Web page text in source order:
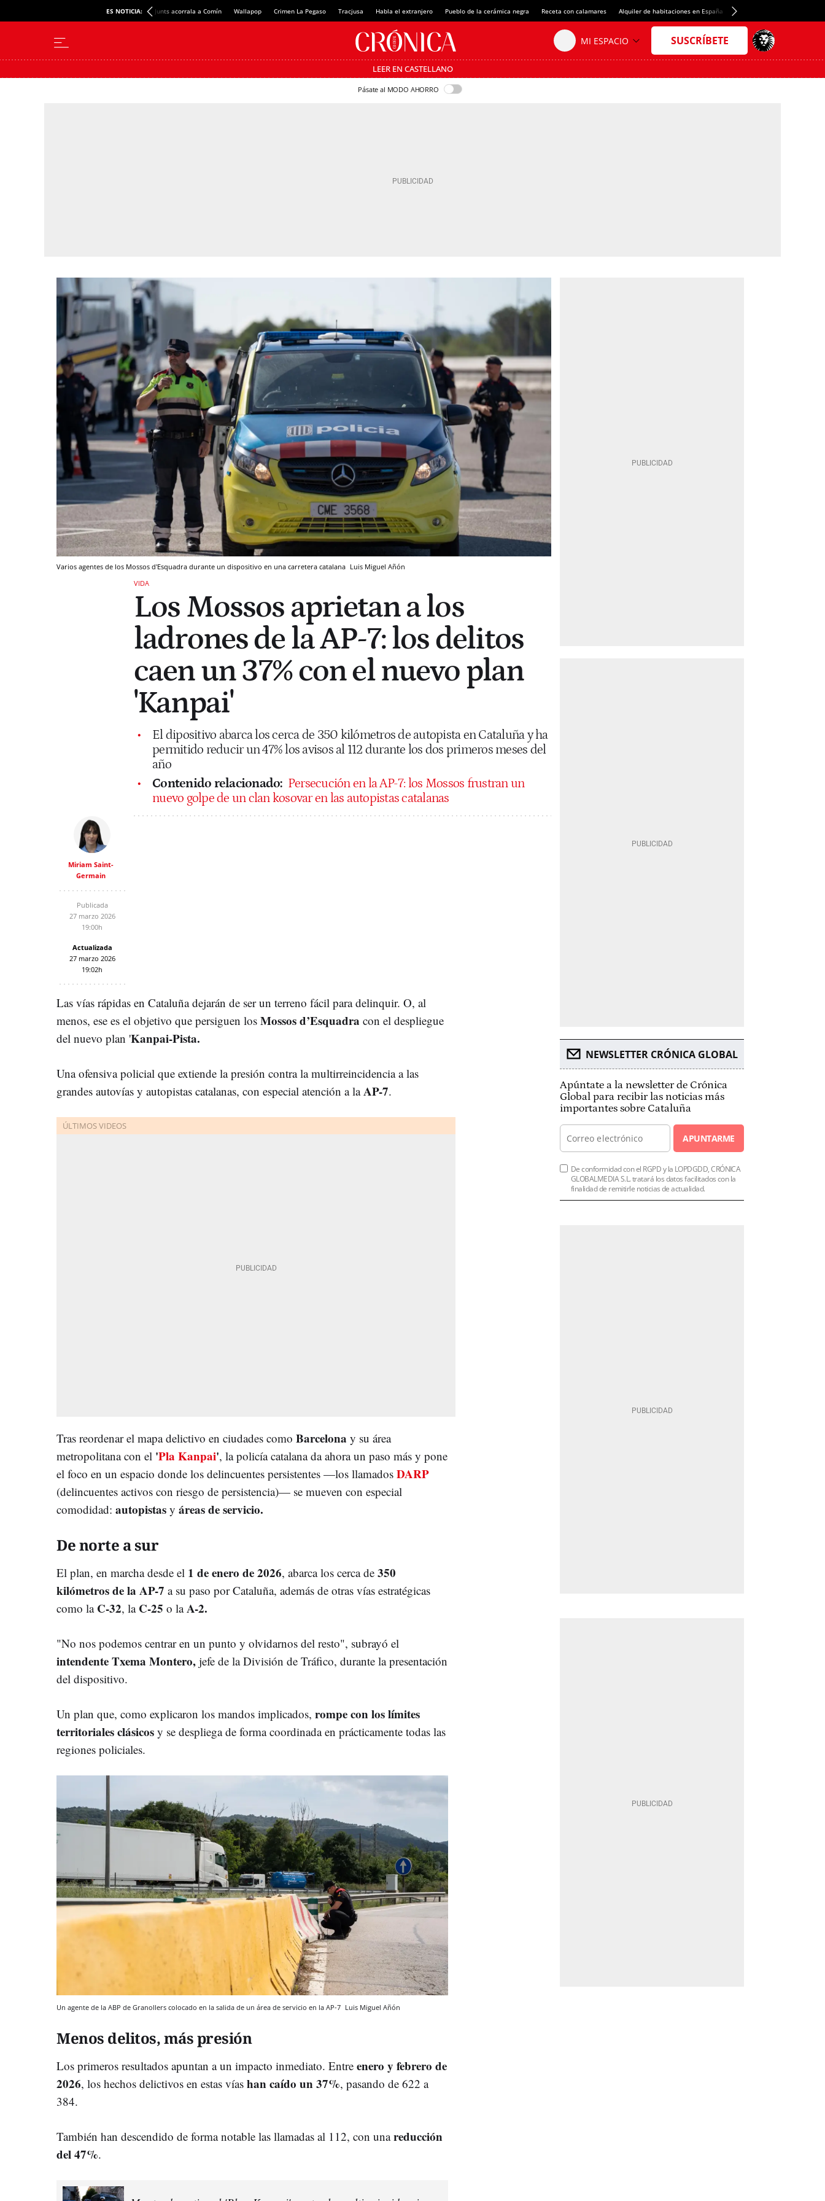
ES NOTICIA: Junts acorrala a Comín Wallapop Crimen La Pegaso Tracjusa Habla el extranjero Pueblo de la cerámica negra Receta con calamares Alquiler de habitaciones en España Crédito del Spotify Camp Nou
LEER EN CASTELLANO
Pásate al MODO AHORRO
Varios agentes de los Mossos d'Esquadra durante un dispositivo en una carretera catalana Luis Miguel Añón
VIDA
Los Mossos aprietan a los
ladrones de la AP-7: los delitos
caen un 37% con el nuevo plan
'Kanpai'
El dipositivo abarca los cerca de 350 kilómetros de autopista en Cataluña y ha
permitido reducir un 47% los avisos al 112 durante los dos primeros meses del
año
Contenido relacionado: Persecución en la AP-7: los Mossos frustran un
nuevo golpe de un clan kosovar en las autopistas catalanas
Miriam Saint-
Germain
Publicada
27 marzo 2026
19:00h
Actualizada
27 marzo 2026
19:02h
Las vías rápidas en Cataluña dejarán de ser un terreno fácil para delinquir. O, al
menos, ese es el objetivo que persiguen los Mossos d’Esquadra con el despliegue
del nuevo plan 'Kanpai-Pista.
Una ofensiva policial que extiende la presión contra la multirreincidencia a las
grandes autovías y autopistas catalanas, con especial atención a laAP-7.
Tras reordenar el mapa delictivo en ciudades como Barcelona y su área
metropolitana con el 'Pla Kanpai', la policía catalana da ahora un paso más y pone
el foco en un espacio donde los delincuentes persistentes —los llamados DARP
(delincuentes activos con riesgo de persistencia)— se mueven con especial
comodidad: autopistas y áreas de servicio.
De norte a sur
El plan, en marcha desde el 1 de enero de 2026, abarca los cerca de 350
kilómetros de la AP-7 a su paso por Cataluña, además de otras vías estratégicas
como la C-32, la C-25 o laA-2.
"No nos podemos centrar en un punto y olvidarnos del resto", subrayó el
intendente Txema Montero, jefe de la División de Tráfico, durante la presentación
del dispositivo.
Un plan que, como explicaron los mandos implicados, rompe con los límites
territoriales clásicos y se despliega de forma coordinada en prácticamente todas las
regiones policiales.
Un agente de la ABP de Granollers colocado en la salida de un área de servicio en la AP-7 Luis Miguel Añón
Menos delitos, más presión
Los primeros resultados apuntan a un impacto inmediato. Entre enero y febrero de
2026, los hechos delictivos en estas vías han caído un 37%, pasando de 622 a
384.
También han descendido de forma notable las llamadas al 112, con unareducción
del 47%.
NEWSLETTER CRÓNICA GLOBAL
Apúntate a la newsletter de Crónica
Global para recibir las noticias más
importantes sobre Cataluña
APUNTARME
De conformidad con el RGPD y la LOPDGDD, CRÓNICA
GLOBALMEDIA S.L. tratará los datos facilitados con la
finalidad de remitirle noticias de actualidad.